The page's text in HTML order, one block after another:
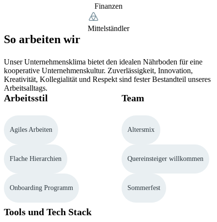
Finanzen
Mittelständler
So arbeiten wir
Unser Unternehmensklima bietet den idealen Nährboden für eine
kooperative Unternehmenskultur. Zuverlässigkeit, Innovation,
Kreativität, Kollegialität und Respekt sind fester Bestandteil unseres
Arbeitsalltags.
Arbeitsstil
Agiles Arbeiten
Flache Hierarchien
Onboarding Programm
Team
Altersmix
Quereinsteiger willkommen
Sommerfest
Tools und Tech Stack